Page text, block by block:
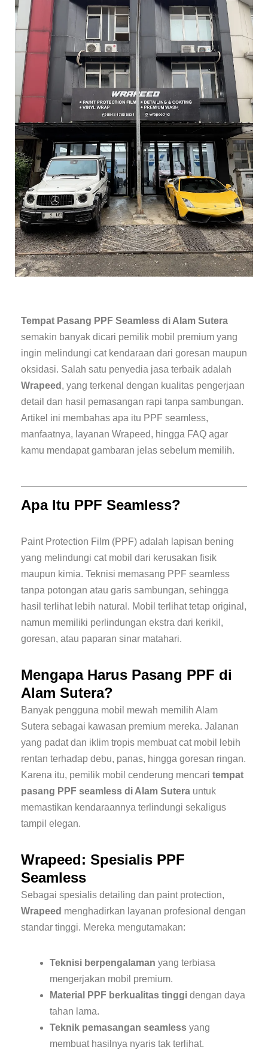
Tempat Pasang PPF Seamless di Alam Sutera
semakin banyak dicari pemilik mobil premium yang
ingin melindungi cat kendaraan dari goresan maupun
oksidasi. Salah satu penyedia jasa terbaik adalah
Wrapeed , yang terkenal dengan kualitas pengerjaan
detail dan hasil pemasangan rapi tanpa sambungan.
Artikel ini membahas apa itu PPF seamless,
manfaatnya, layanan Wrapeed, hingga FAQ agar
kamu mendapat gambaran jelas sebelum memilih.
Apa Itu PPF Seamless?
Paint Protection Film (PPF) adalah lapisan bening
yang melindungi cat mobil dari kerusakan fisik
maupun kimia. Teknisi memasang PPF seamless
tanpa potongan atau garis sambungan, sehingga
hasil terlihat lebih natural. Mobil terlihat tetap original,
namun memiliki perlindungan ekstra dari kerikil,
goresan, atau paparan sinar matahari.
Mengapa Harus Pasang PPF di
Alam Sutera?
Banyak pengguna mobil mewah memilih Alam
Sutera sebagai kawasan premium mereka. Jalanan
yang padat dan iklim tropis membuat cat mobil lebih
rentan terhadap debu, panas, hingga goresan ringan.
Karena itu, pemilik mobil cenderung mencari tempat
pasang PPF seamless di Alam Sutera untuk
memastikan kendaraannya terlindungi sekaligus
tampil elegan.
Wrapeed: Spesialis PPF
Seamless
Sebagai spesialis detailing dan paint protection,
Wrapeed menghadirkan layanan profesional dengan
standar tinggi. Mereka mengutamakan:
Teknisi berpengalaman yang terbiasa
mengerjakan mobil premium.
Material PPF berkualitas tinggi dengan daya
tahan lama.
Teknik pemasangan seamless yang
membuat hasilnya nyaris tak terlihat.